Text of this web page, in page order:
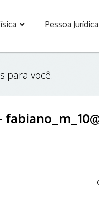
Pessoa Jurídica
para você.